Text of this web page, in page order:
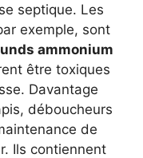
septique. Les
exemple, sont
ammonium
être toxiques
Davantage
déboucheurs
de
Ils contiennent